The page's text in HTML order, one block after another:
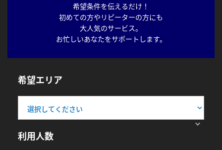
希望条件を伝えるだけ！
初めての方やリピーターの方にも
大人気のサービス。
お忙しいあなたをサポートします。
希望エリア
利用人数